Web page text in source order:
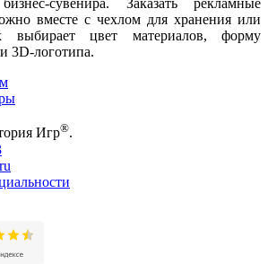
сувенира. Заказать рекламные
вместе с чехлом для хранения или
выбирает цвет материалов, форму
3D-логотипа.
Игр®.